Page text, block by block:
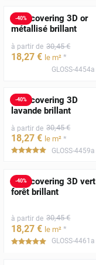
-40%
Film covering 3D or
métallisé brillant
à partir de 30,45 €
18,27 € le m² *
GLOSS-4454a
-40%
Film covering 3D
lavande brillant
à partir de 30,45 €
18,27 € le m² *
*****
GLOSS-4459a
-40%
Film covering 3D vert
forêt brillant
à partir de 30,45 €
18,27 € le m² *
*****
GLOSS-4461a